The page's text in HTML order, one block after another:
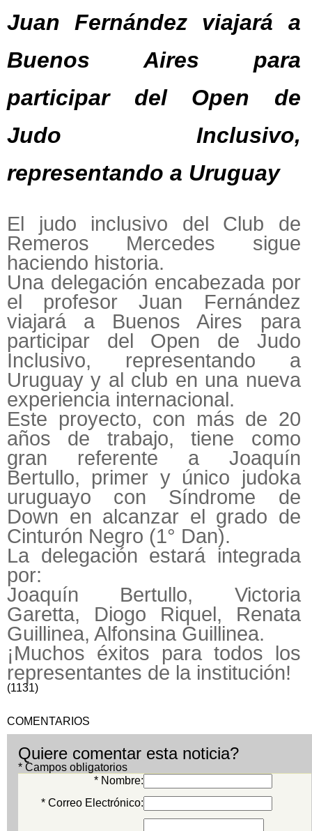
Juan Fernández viajará a
Buenos Aires para
participar del Open de
Judo Inclusivo,
representando a Uruguay
El judo inclusivo del Club de
Remeros Mercedes sigue
haciendo historia.
Una delegación encabezada por
el profesor Juan Fernández
viajará a Buenos Aires para
participar del Open de Judo
Inclusivo, representando a
Uruguay y al club en una nueva
experiencia internacional.
Este proyecto, con más de 20
años de trabajo, tiene como
gran referente a Joaquín
Bertullo, primer y único judoka
uruguayo con Síndrome de
Down en alcanzar el grado de
Cinturón Negro (1° Dan).
La delegación estará integrada
por:
Joaquín Bertullo, Victoria
Garetta, Diogo Riquel, Renata
Guillinea, Alfonsina Guillinea.
¡Muchos éxitos para todos los
representantes de la institución!
(1131)
COMENTARIOS
Quiere comentar esta noticia?
* Campos obligatorios
* Nombre:
* Correo Electrónico: